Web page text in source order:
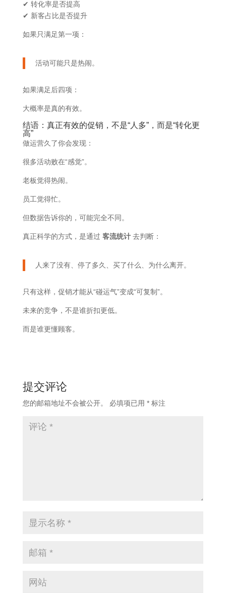
✔ 转化率是否提高
✔ 新客占比是否提升
如果只满足第一项：
活动可能只是热闹。
如果满足后四项：
大概率是真的有效。
结语：真正有效的促销，不是“人多”，而是“转化更
高”
做运营久了你会发现：
很多活动败在“感觉”。
老板觉得热闹。
员工觉得忙。
但数据告诉你的，可能完全不同。
真正科学的方式，是通过 客流统计去判断：
人来了没有、停了多久、买了什么、为什么离开。
只有这样，促销才能从“碰运气”变成“可复制”。
未来的竞争，不是谁折扣更低。
而是谁更懂顾客。
提交评论
您的邮箱地址不会被公开。 必填项已用 *标注